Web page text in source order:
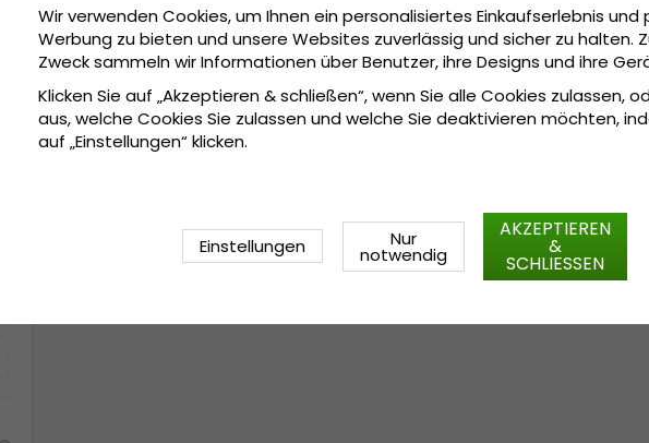
Wir verwenden Cookies, um Ihnen ein personalisiertes Einkaufserlebnis und
Werbung zu bieten und unsere Websites zuverlässig und sicher zu halten.
Zweck sammeln wir Informationen über Benutzer, ihre Designs und ihre
Klicken Sie auf „Akzeptieren & schließen“, wenn Sie alle Cookies zulassen,
aus, welche Cookies Sie zulassen und welche Sie deaktivieren möchten,
auf „Einstellungen“ klicken.
Einstellungen Nur
notwendig
AKZEPTIEREN
&
SCHLIESSEN